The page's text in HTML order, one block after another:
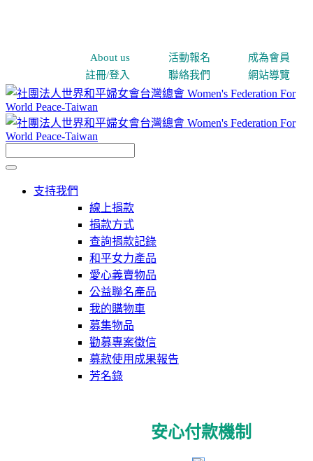
About us 活動報名
成為會員
註冊/登入
聯絡我們 網站導覽
支持我們
線上捐款
捐款方式
查詢捐款記錄
和平女力產品
愛心義賣物品
公益聯名產品
我的購物車
募集物品
勸募專案徵信
募款使用成果報告
芳名錄
安心付款機制